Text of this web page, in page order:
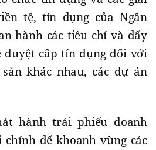
tệ, tín dụng của Ngân
hành các tiêu chí và đẩy
duyệt cấp tín dụng đối với
khác nhau, các dự án
hành trái phiếu doanh
chính để khoanh vùng các